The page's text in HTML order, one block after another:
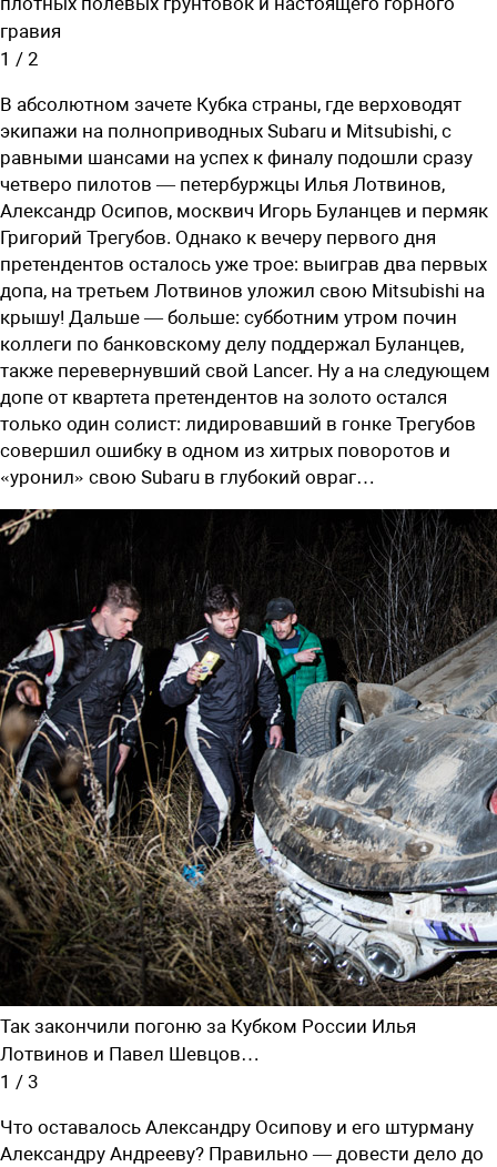
гравия
1 / 2
В абсолютном зачете Кубка страны, где верховодят
экипажи на полноприводных Subaru и Mitsubishi, с
равными шансами на успех к финалу подошли сразу
четверо пилотов — петербуржцы Илья Лотвинов,
Александр Осипов, москвич Игорь Буланцев и пермяк
Григорий Трегубов. Однако к вечеру первого дня
претендентов осталось уже трое: выиграв два первых
допа, на третьем Лотвинов уложил свою Mitsubishi на
крышу! Дальше — больше: субботним утром почин
коллеги по банковскому делу поддержал Буланцев,
также перевернувший свой Lancer. Ну а на следующем
допе от квартета претендентов на золото остался
только один солист: лидировавший в гонке Трегубов
совершил ошибку в одном из хитрых поворотов и
«уронил» свою Subaru в глубокий овраг…
Так закончили погоню за Кубком России Илья
Лотвинов и Павел Шевцов…
1 / 3
Что оставалось Александру Осипову и его штурману
Александру Андрееву? Правильно — довести дело до